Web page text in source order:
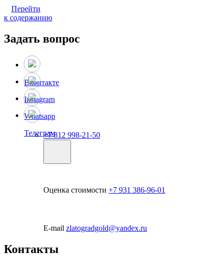
Перейти
к содержанию
Задать вопрос
Вконтакте
Instagram
Whatsapp
Телеграм+7 812 998-21-50
Оценка стоимости +7 931 386-96-01
E-mail zlatogradgold@yandex.ru
Контакты